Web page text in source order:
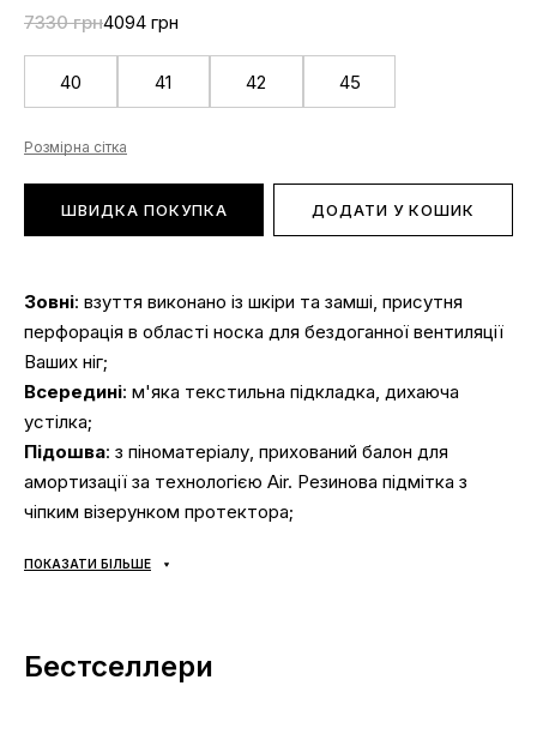
7330 грн4094 грн
40 41 42 45
Розмірна сітка
ШВИДКА ПОКУПКА ДОДАТИ У КОШИК
Зовні: взуття виконано із шкіри та замші, присутня
перфорація в області носка для бездоганної вентиляції
Ваших ніг;
Всередині: м'яка текстильна підкладка, дихаюча
устілка;
Підошва: з піноматеріалу, прихований балон для
амортизації за технологією Air. Резинова підмітка з
чіпким візерунком протектора;
Виробник: В'єтнам;
Оплата:при отриманні, після огляду та примірки взуття
ПОКАЗАТИ БІЛЬШЕ
Бестселлери